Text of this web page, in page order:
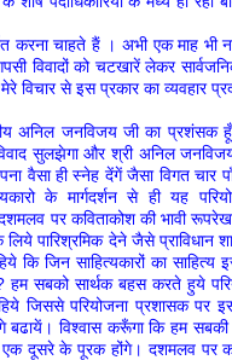
करना चाहते हैं । अभी एक माह भी
विवादों को चटखारें लेकर
से इस प्रकार का व्यवहार
अनिल जनविजय जी का प्रशंसक
सुलझेगा और श्री अनिल
वैसा ही स्नेह देंगें जैसा विगत चार
के मार्गदर्शन से ही यह
पर कविताकोश की भावी
पारिश्रमिक देने जैसे प्राविधान
जिन साहित्यकारों का साहित्य
हम सबको सार्थक बहस करते हुये
जिससे परियोजना प्रशासक पर
विश्वास करूँगा कि हम सबकी
दूसरे के पूरक होंगे। दशमलव पर